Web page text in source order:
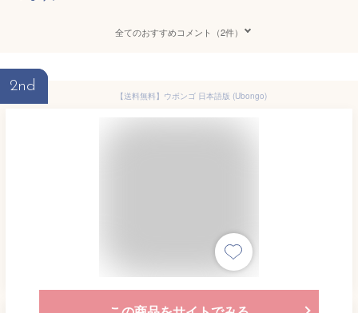
全てのおすすめコメント（2件）
2nd
【送料無料】ウボンゴ 日本語版 (Ubongo)